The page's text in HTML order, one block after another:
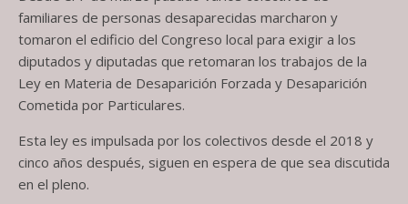
familiares de personas desaparecidas marcharon y
tomaron el edificio del Congreso local para exigir a los
diputados y diputadas que retomaran los trabajos de la
Ley en Materia de Desaparición Forzada y Desaparición
Cometida por Particulares.
Esta ley es impulsada por los colectivos desde el 2018 y
cinco años después, siguen en espera de que sea discutida
en el pleno.